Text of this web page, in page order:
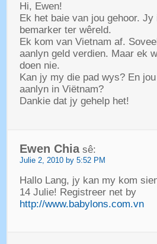
Hi, Ewen!
Ek het baie van jou gehoor.
bemarker ter wêreld.
Ek kom van Vietnam af.
aanlyn geld verdien. Maar ek
doen nie.
Kan jy my die pad wys? En
aanlyn in Viëtnam?
Dankie dat jy gehelp het!
Ewen Chia sê:
Julie 2, 2010 by 5:52 PM
Hallo Lang, jy kan my kom
14 Julie! Registreer net by
http://www.babylons.com.vn